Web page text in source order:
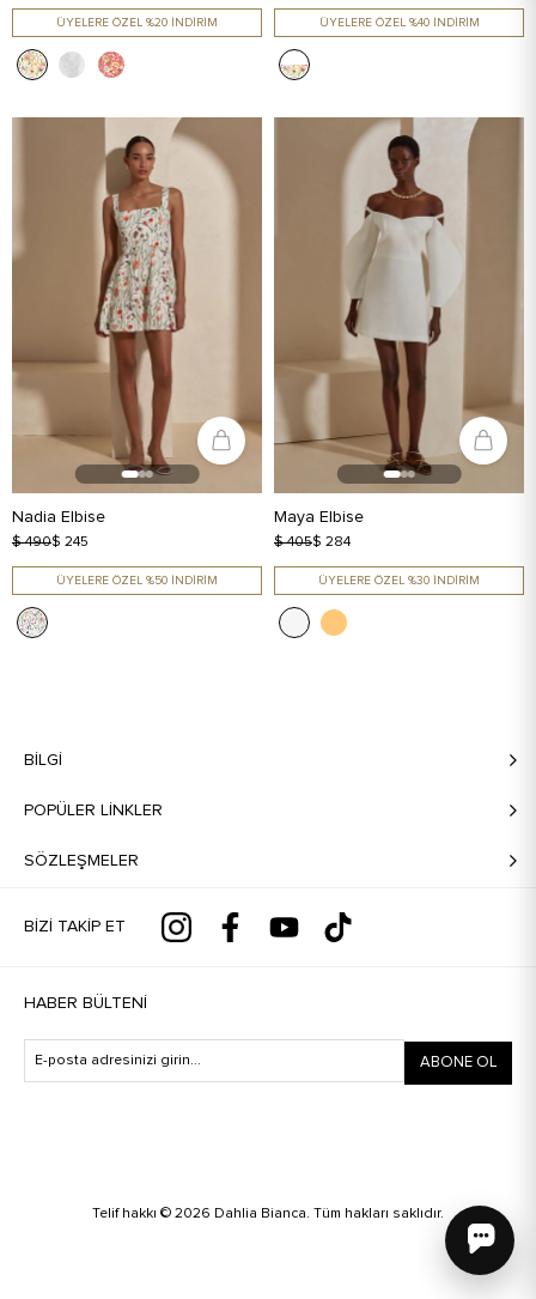
ÜYELERE ÖZEL %20 İNDİRİM ÜYELERE ÖZEL %40 İNDİRİM
Nadia Elbise
$ 490$ 245
ÜYELERE ÖZEL %50 İNDİRİM
Maya Elbise
$ 405$ 284
ÜYELERE ÖZEL %30 İNDİRİM
BILGI
POPÜLER LİNKLER
SÖZLEŞMELER
BIZI TAKIP ET
HABER BÜLTENI
ABONE OL
Telif hakkı © 2026 Dahlia Bianca. Tüm hakları saklıdır.